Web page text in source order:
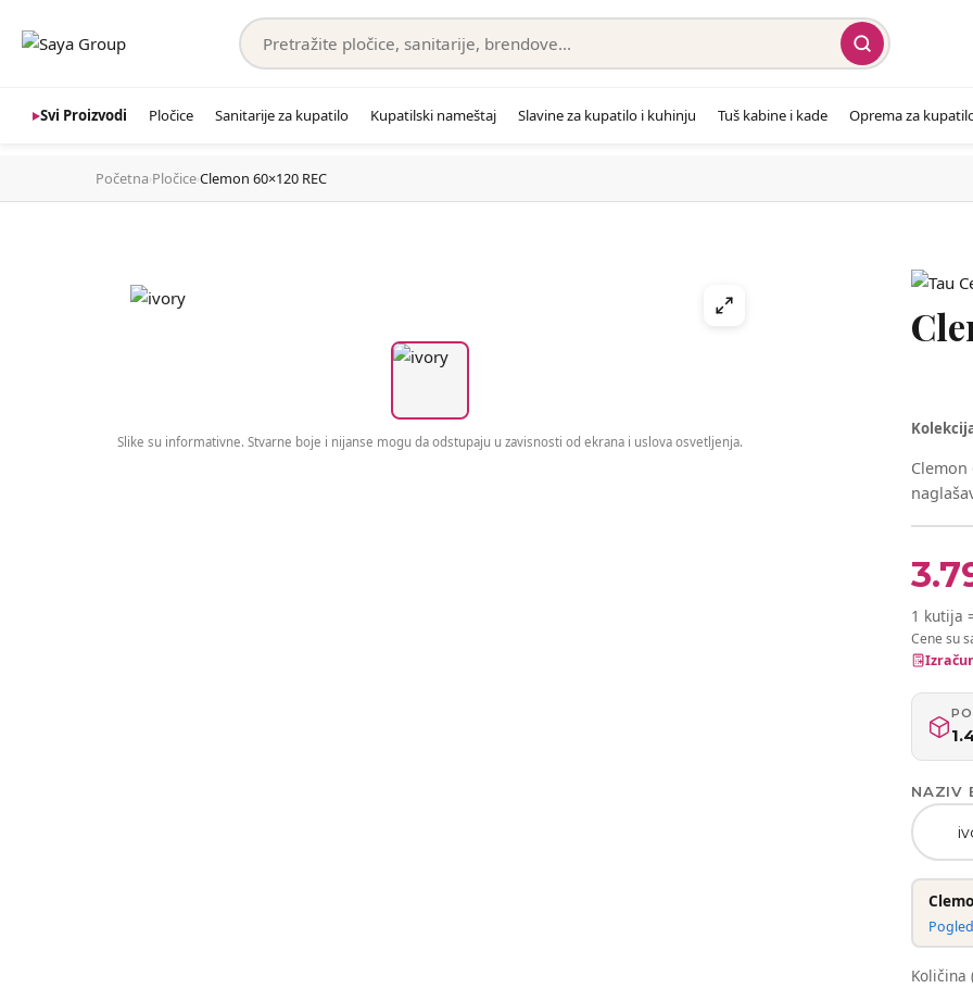
Svi Proizvodi Pločice Sanitarije za kupatilo Kupatilski nameštaj Slavine za kupatilo i kuhinju Tuš kabine i kade Oprema za
Početna›Pločice›Clemon 60×120 REC
Slike su informativne. Stvarne boje i nijanse mogu da odstupaju u zavisnosti od ekrana i uslova osvetljenja.
1 kutija
Cene su
NAZIV
Količina